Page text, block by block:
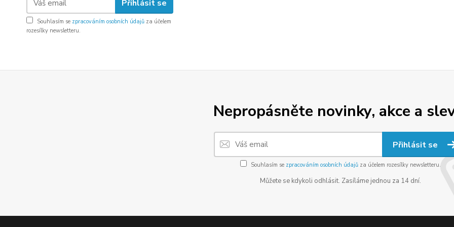
Přihlásit se
Souhlasím se zpracováním osobních údajů za účelem
rozesílky newsletteru.
Nepropásněte novinky, akce a
Přihlásit se
Souhlasím se zpracováním osobních údajů za účelem rozesílky newsletteru.
Můžete se kdykoli odhlásit. Zasíláme jednou za 14 dní.